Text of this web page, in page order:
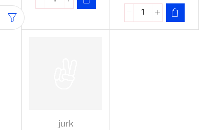
jurk